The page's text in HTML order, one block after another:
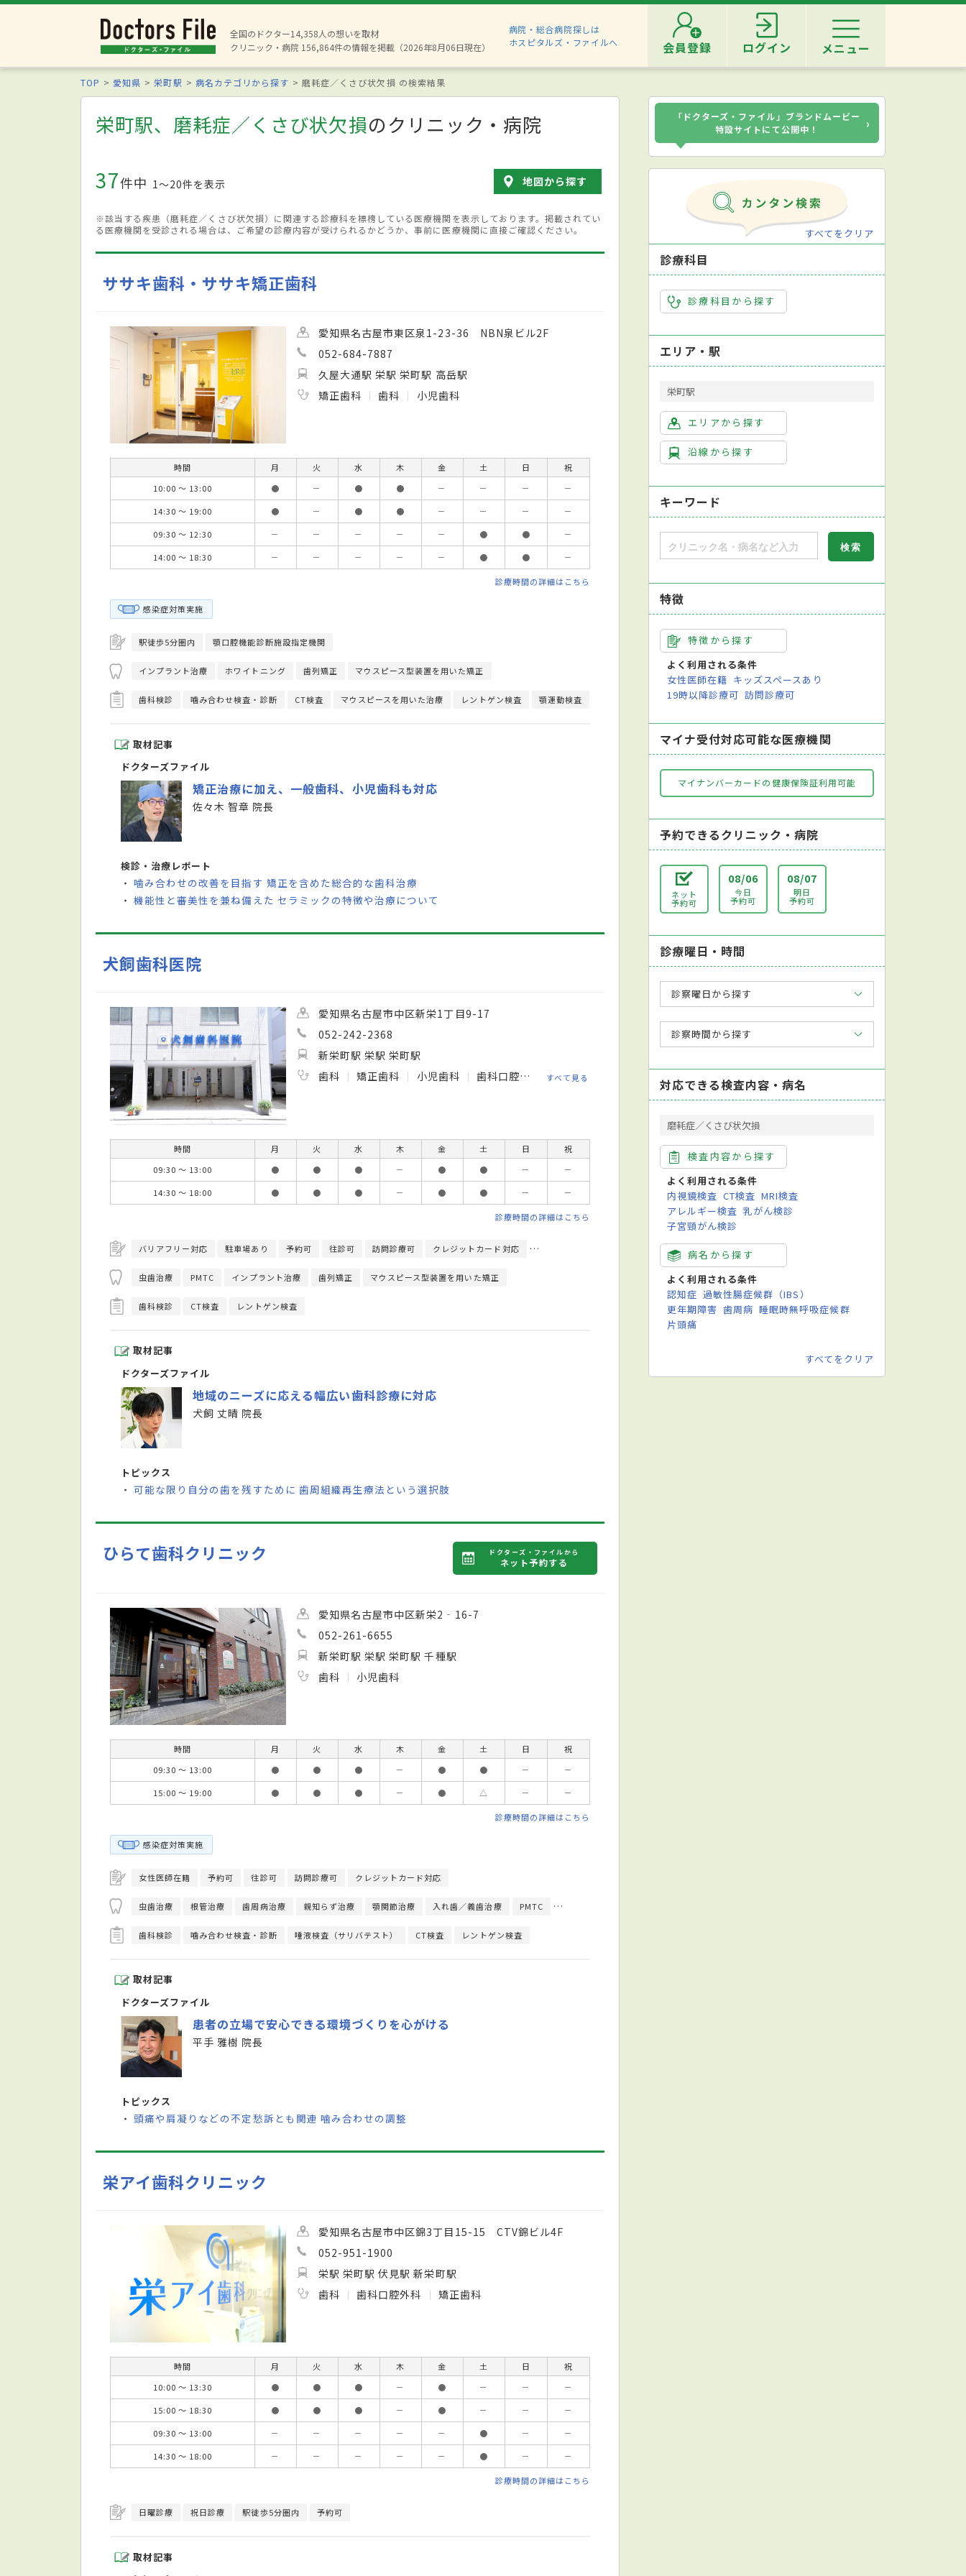
全国のドクター14,358人の想いを取材
クリニック・病院 156,864件の情報を掲載（2026年8月06日現在）
病院・総合病院探しは
ホスピタルズ・ファイルへ
会員登録 ログイン メニュー
TOP 愛知県 栄町駅 病名カテゴリから探す 磨耗症／くさび状欠損 の検索結果
栄町駅、磨耗症／くさび状欠損のクリニック・病院
37件中 1〜20件を表示 地図から探す
※該当する疾患（磨耗症／くさび状欠損）に関連する診療科を標榜している医療機関を表示しております。掲載されてい
る医療機関を受診される場合は、ご希望の診療内容が受けられるかどうか、事前に医療機関に直接ご確認ください。
ササキ歯科・ササキ矯正歯科
愛知県名古屋市東区泉1-23-36 NBN泉ビル2F
052-684-7887
久屋大通駅 栄駅 栄町駅 高岳駅
矯正歯科
歯科 小児歯科
時間 月 火 水 木 金 土 日
祝
10:00 ～ 13:00
● － ● ● － － －
－
14:30 ～ 19:00
● － ● ● － － －
－
09:30 ～ 12:30
－ － － － － ● ●
－
14:00 ～ 18:30
－ － － － － ● ● －
診療時間の詳細はこちら
感染症対策実施
駅徒歩5分圏内 顎口腔機能診断施設指定機関
インプラント治療 ホワイトニング 歯列矯正 マウスピース型装置を用いた矯正
歯科検診 噛み合わせ検査・診断 CT検査 マウスピースを用いた治療 レントゲン検査 顎運動検査
取材記事
ドクターズファイル
矯正治療に加え、一般歯科、小児歯科も対応
佐々木 智章 院長
検診・治療レポート
・噛み合わせの改善を目指す 矯正を含めた総合的な歯科治療
・機能性と審美性を兼ね備えた セラミックの特徴や治療について
犬飼歯科医院
愛知県名古屋市中区新栄1丁目9-17
052-242-2368
新栄町駅 栄駅 栄町駅
歯科
矯正歯科 小児歯科 歯科口腔外科 すべて見る
時間 月 火 水 木 金 土 日
祝
09:30 ～ 13:00
● ● ● － ● ● －
－
14:30 ～ 18:00
● ● ● － ● ● － －
診療時間の詳細はこちら
バリアフリー対応 駐車場あり 予約可 往診可 訪問診療可 クレジットカード対応 歯科用マイクロスコープあり
虫歯治療 PMTC インプラント治療 歯列矯正 マウスピース型装置を用いた矯正
歯科検診 CT検査 レントゲン検査
取材記事
ドクターズファイル
地域のニーズに応える幅広い歯科診療に対応
犬飼 丈晴 院長
トピックス
・可能な限り自分の歯を残すために 歯周組織再生療法という選択肢
ひらて歯科クリニック ドクターズ・ファイルから
ネット予約する
愛知県名古屋市中区新栄2‐16-7
052-261-6655
新栄町駅 栄駅 栄町駅 千種駅
歯科
小児歯科
時間 月 火 水 木 金 土 日
祝
09:30 ～ 13:00
● ● ● － ● ● －
－
15:00 ～ 19:00
● ● ● － ● △ － －
診療時間の詳細はこちら
感染症対策実施
女性医師在籍 予約可 往診可 訪問診療可 クレジットカード対応
虫歯治療 根管治療 歯周病治療 親知らず治療 顎関節治療 入れ歯／義歯治療 PMTC クリーニング
歯科検診 噛み合わせ検査・診断 唾液検査（サリバテスト） CT検査 レントゲン検査
取材記事
ドクターズファイル
患者の立場で安心できる環境づくりを心がける
平手 雅樹 院長
トピックス
・頭痛や肩凝りなどの不定愁訴とも関連 噛み合わせの調整
栄アイ歯科クリニック
愛知県名古屋市中区錦3丁目15-15 CTV錦ビル4F
052-951-1900
栄駅 栄町駅 伏見駅 新栄町駅
歯科
歯科口腔外科 矯正歯科
時間 月 火 水 木 金 土 日
祝
10:00 ～ 13:30
● ● ● － ● － －
－
15:00 ～ 18:30
● ● ● － ● － －
－
09:30 ～ 13:00
－ － － － － ● －
－
14:30 ～ 18:00
－ － － － － ● － －
診療時間の詳細はこちら
日曜診療 祝日診療 駅徒歩5分圏内 予約可
取材記事
「ドクターズ・ファイル」ブランドムービー
特設サイトにて公開中！
›
すべてをクリア
診療科目
診療科目から探す
エリア・駅
栄町駅
エリアから探す
沿線から探す
キーワード
特徴
特徴から探す
よく利用される条件
女性医師在籍 キッズスペースあり
19時以降診療可 訪問診療可
マイナ受付対応可能な医療機関
マイナンバーカードの健康保険証利用可能
予約できるクリニック・病院
ネット
予約可
08/06
今日
予約可
08/07
明日
予約可
診療曜日・時間
診察曜日から探す
診察時間から探す
対応できる検査内容・病名
磨耗症／くさび状欠損
検査内容から探す
よく利用される条件
内視鏡検査 CT検査 MRI検査
アレルギー検査 乳がん検診
子宮頸がん検診
病名から探す
よく利用される条件
認知症 過敏性腸症候群（IBS）
更年期障害 歯周病 睡眠時無呼吸症候群
片頭痛
すべてをクリア